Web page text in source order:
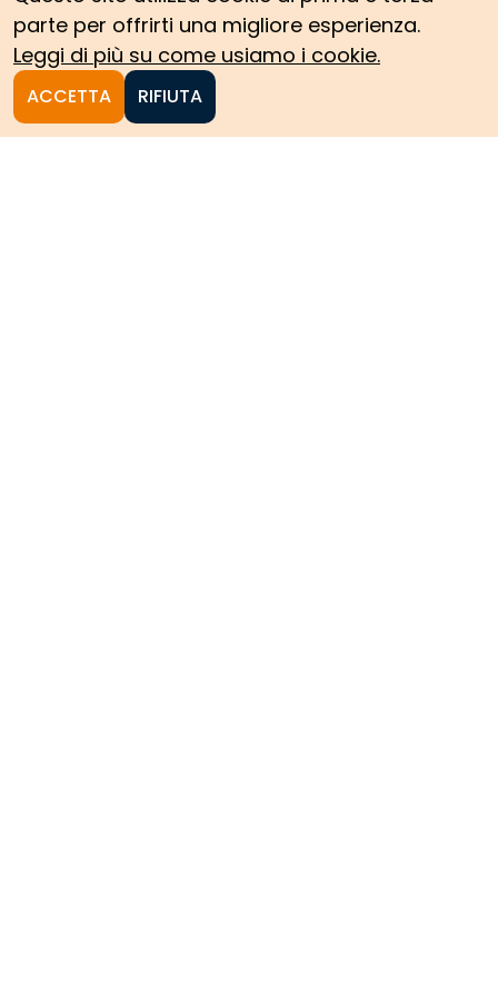
parte per offrirti una migliore esperienza.
Leggi di più su come usiamo i cookie.
ACCETTA RIFIUTA